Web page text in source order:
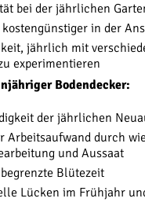
bei der jährlichen
in der
jährlich mit
experimentieren
Bodendecker:
der jährlichen
Arbeitsaufwand durch
und Aussaat
Blütezeit
Lücken im Frühjahr